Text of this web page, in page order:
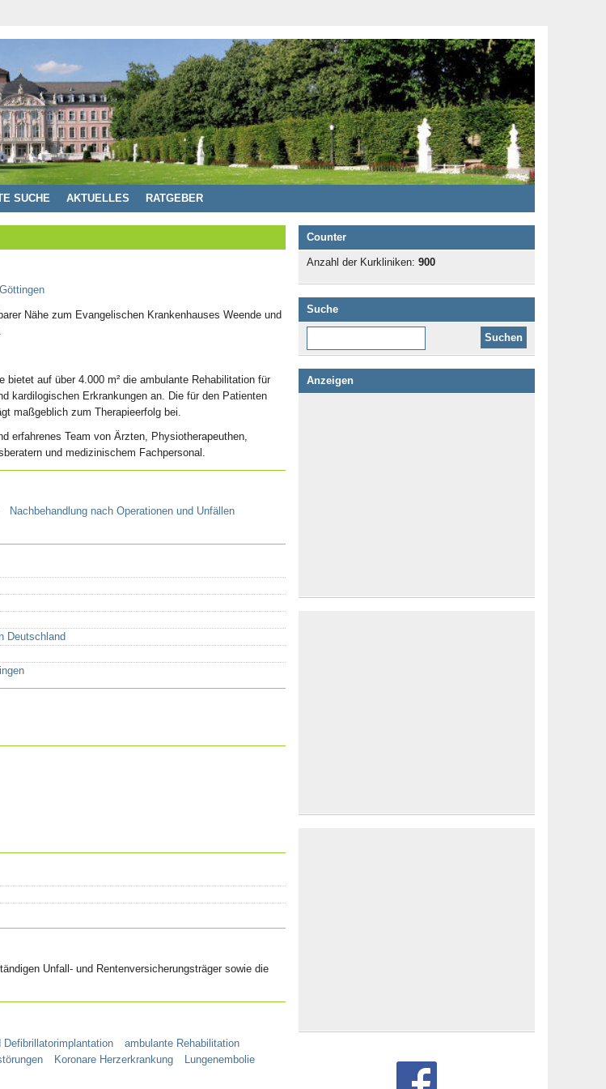
SUCHE AKTUELLES RATGEBER
Nähe zum Evangelischen Krankenhauses Weende und
bietet auf über 4.000 m² die ambulante Rehabilitation für
kardilogischen Erkrankungen an. Die für den Patienten
maßgeblich zum Therapieerfolg bei.
erfahrenes Team von Ärzten, Physiotherapeuthen,
und medizinischem Fachpersonal.
Nachbehandlung nach Operationen und Unfällen
Deutschland
Unfall- und Rentenversicherungsträger sowie die
ambulante Rehabilitation
Koronare Herzerkrankung
Lungenembolie
Counter
Anzahl der Kurkliniken: 900
Suche
Anzeigen